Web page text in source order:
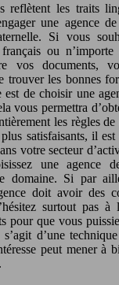
reflètent les traits
une agence
Si vous
ou
vos documents,
trouver les bonnes
de choisir une
vous permettra
les règles
satisfaisants, il
votre secteur
une agence
domaine. Si par
doit avoir des
surtout pas à
pour que vous
d’une
peut mener à